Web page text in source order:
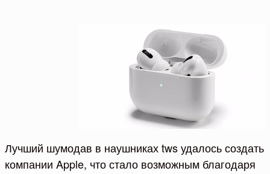
Лучший шумодав в наушниках tws удалось создать
компании Apple, что стало возможным благодаря